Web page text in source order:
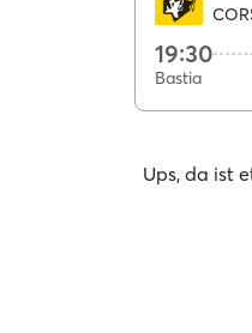
19:30
Bastia
Ups, da ist